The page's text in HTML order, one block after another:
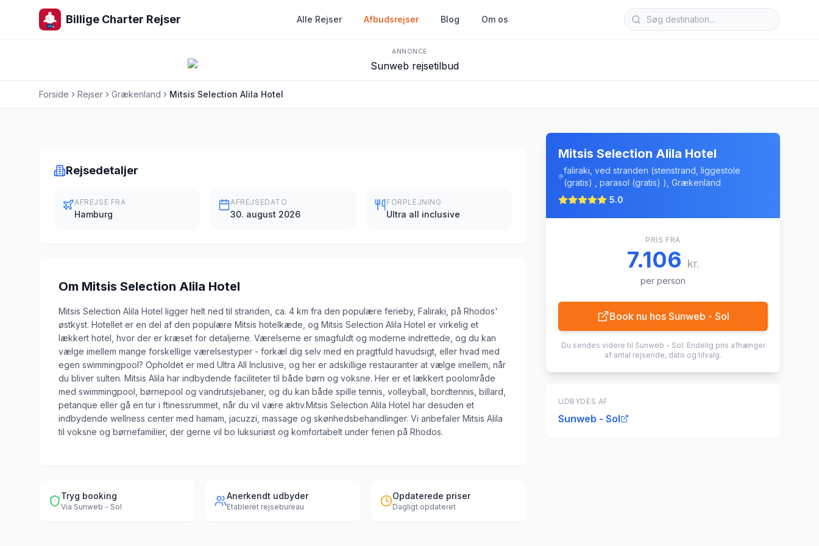
Billige Charter Rejser Alle Rejser Afbudsrejser Blog Om os
ANNONCE
Forside Rejser Grækenland Mitsis Selection Alila Hotel
Rejsedetaljer
AFREJSE FRA
Hamburg
AFREJSEDATO
30. august 2026
FORPLEJNING
Ultra all inclusive
Om Mitsis Selection Alila Hotel
Mitsis Selection Alila Hotel ligger helt ned til stranden, ca. 4 km fra den populære ferieby, Faliraki, på Rhodos'
østkyst. Hotellet er en del af den populære Mitsis hotelkæde, og Mitsis Selection Alila Hotel er virkelig et
lækkert hotel, hvor der er kræset for detaljerne. Værelserne er smagfuldt og moderne indrettede, og du kan
vælge imellem mange forskellige værelsestyper - forkæl dig selv med en pragtfuld havudsigt, eller hvad med
egen swimmingpool? Opholdet er med Ultra All Inclusive, og her er adskillige restauranter at vælge imellem, når
du bliver sulten. Mitsis Alila har indbydende faciliteter til både børn og voksne. Her er et lækkert poolområde
med swimmingpool, børnepool og vandrutsjebaner, og du kan både spille tennis, volleyball, bordtennis, billard,
petanque eller gå en tur i ftinessrummet, når du vil være aktiv.Mitsis Selection Alila Hotel har desuden et
indbydende wellness center med hamam, jacuzzi, massage og skønhedsbehandlinger. Vi anbefaler Mitsis Alila
til voksne og børnefamilier, der gerne vil bo luksuriøst og komfortabelt under ferien på Rhodos.
Tryg booking
Via Sunweb - Sol
Anerkendt udbyder
Etableret rejsebureau
Opdaterede priser
Dagligt opdateret
Mitsis Selection Alila Hotel
faliraki, ved stranden (stenstrand, liggestole
(gratis) , parasol (gratis) ), Grækenland
5.0
PRIS FRA
7.106 kr.
per person
Book nu hos Sunweb - Sol
Du sendes videre til Sunweb - Sol. Endelig pris afhænger
af antal rejsende, dato og tilvalg.
UDBYDES AF
Sunweb - Sol